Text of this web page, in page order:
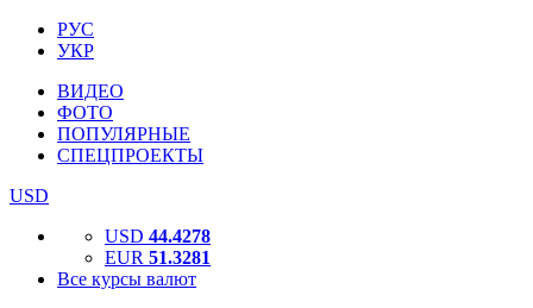
РУС
УКР
ВИДЕО
ФОТО
ПОПУЛЯРНЫЕ
СПЕЦПРОЕКТЫ
USD
USD 44.4278
EUR 51.3281
Все курсы валют